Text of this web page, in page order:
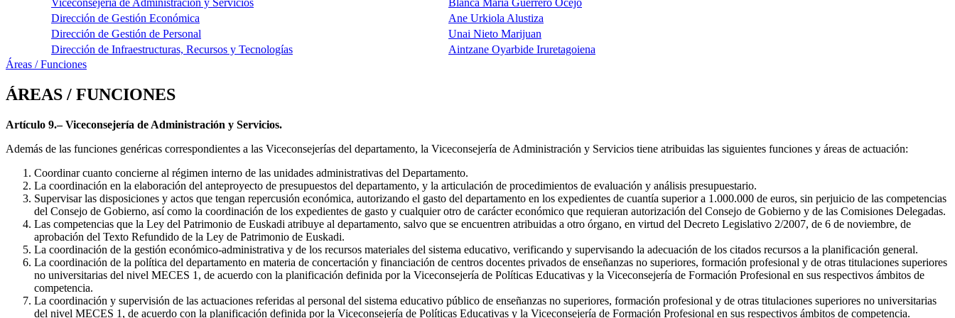
Dirección de Gestión Económica
Ane Urkiola Alustiza
Dirección de Gestión de Personal
Unai Nieto Marijuan
Dirección de Infraestructuras, Recursos y Tecnologías
Aintzane Oyarbide Iruretagoiena
Áreas / Funciones
ÁREAS / FUNCIONES
Artículo 9.– Viceconsejería de Administración y Servicios.
Además de las funciones genéricas correspondientes a las Viceconsejerías del departamento, la Viceconsejería de Administración y Servicios tiene atribuidas las siguientes funciones y áreas de actuación:
Coordinar cuanto concierne al régimen interno de las unidades administrativas del Departamento.
La coordinación en la elaboración del anteproyecto de presupuestos del departamento, y la articulación de procedimientos de evaluación y análisis presupuestario.
Supervisar las disposiciones y actos que tengan repercusión económica, autorizando el gasto del departamento en los expedientes de cuantía superior a 1.000.000 de euros, sin perjuicio de las competencias
del Consejo de Gobierno, así como la coordinación de los expedientes de gasto y cualquier otro de carácter económico que requieran autorización del Consejo de Gobierno y de las Comisiones Delegadas.
Las competencias que la Ley del Patrimonio de Euskadi atribuye al departamento, salvo que se encuentren atribuidas a otro órgano, en virtud del Decreto Legislativo 2/2007, de 6 de noviembre, de
aprobación del Texto Refundido de la Ley de Patrimonio de Euskadi.
La coordinación de la gestión económico-administrativa y de los recursos materiales del sistema educativo, verificando y supervisando la adecuación de los citados recursos a la planificación general.
La coordinación de la política del departamento en materia de concertación y financiación de centros docentes privados de enseñanzas no superiores, formación profesional y de otras titulaciones superiores
no universitarias del nivel MECES 1, de acuerdo con la planificación definida por la Viceconsejería de Políticas Educativas y la Viceconsejería de Formación Profesional en sus respectivos ámbitos de
competencia.
La coordinación y supervisión de las actuaciones referidas al personal del sistema educativo público de enseñanzas no superiores, formación profesional y de otras titulaciones superiores no universitarias
del nivel MECES 1, de acuerdo con la planificación definida por la Viceconsejería de Políticas Educativas y la Viceconsejería de Formación Profesional en sus respectivos ámbitos de competencia.